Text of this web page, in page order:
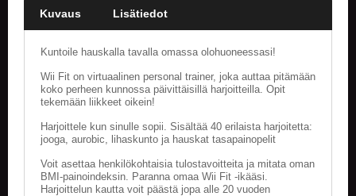
Kuvaus Lisätiedot
Kuntoile hauskalla tavalla omassa olohuoneessasi!
Wii Fit on virtuaalinen personal trainer, joka auttaa pitämään
koko perheen kunnossa päivittäisillä harjoitteilla. Opit
tekemään liikkeet oikein!
Harjoittele kun sinulle sopii. Sisältää 40 erilaista harjoitetta:
jooga, aurobic, lihaskunto ja hauskat tasapainopelit
Voit asettaa henkilökohtaisia tulostavoitteita ja mitata oman
BMI-painoindeksin. Paranna omaa Wii Fit -ikääsi.
Harjoittelun kautta voit päästä jopa alle 20 vuoden